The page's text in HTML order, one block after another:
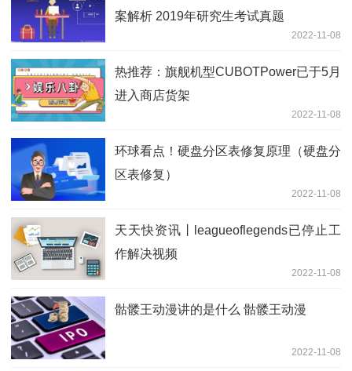
案解析 2019年研究生考试真题
2022-11-08
热推荐：旗舰机型CUBOTPower已于5月
进入商店货架
2022-11-08
环球看点！硬盘分区表修复原理（硬盘分
区表修复）
2022-11-08
天天快资讯丨leagueoflegends已停止工
作解决视频
2022-11-08
骷髅王动漫讲的是什么 骷髅王动漫
2022-11-08